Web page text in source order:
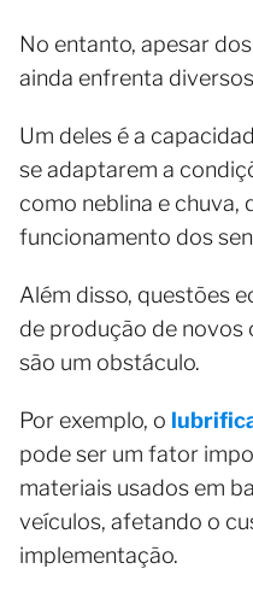
No entanto, apesar
ainda enfrenta
Um deles é a
se adaptarem a
como neblina e chuva,
funcionamento dos
Além disso, questões
de produção de
são um obstáculo.
Por exemplo, o
pode ser um fator
materiais usados em
veículos, afetando o
implementação.